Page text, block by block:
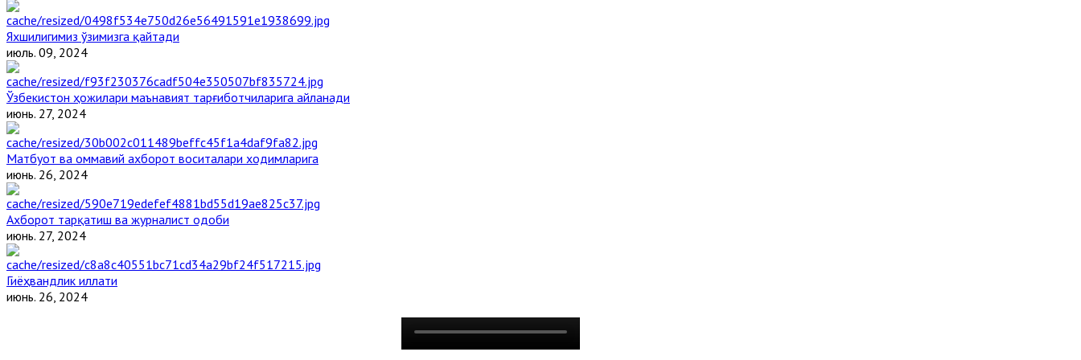
Яхшилигимиз ўзимизга қайтади
июль. 09, 2024
Ўзбекистон ҳожилари маънавият тарғиботчиларига айланади
июнь. 27, 2024
Матбуот ва оммавий ахборот воситалари ходимларига
июнь. 26, 2024
Ахборот тарқатиш ва журналист одоби
июнь. 27, 2024
Гиёҳвандлик иллати
июнь. 26, 2024